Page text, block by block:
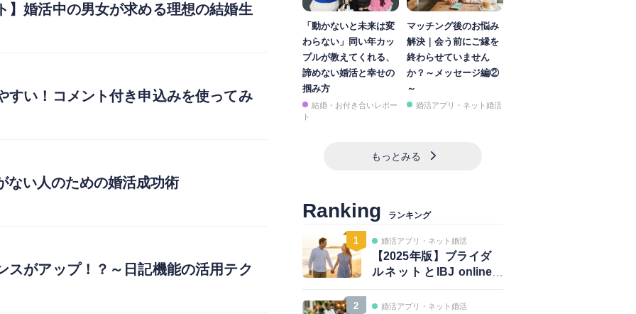
】婚活中の男女が求める理想の結婚生
すい！コメント付き申込みを使ってみ
ない人のための婚活成功術
スがアップ！？～日記機能の活用テク
「動かないと未来は変
わらない」同い年カッ
プルが教えてくれる、
諦めない婚活と幸せの
掴み方
結婚・お付き合いレポー
ト
マッチング後のお悩み
解決｜会う前にご縁を
終わらせていません
か？～メッセージ編②
～
婚活アプリ・ネット婚活
もっとみる
Ranking ランキング
1 婚活アプリ・ネット婚活
【2025年版】ブライダ
ルネットとIBJ online
い方と注意点
2 婚活アプリ・ネット婚活